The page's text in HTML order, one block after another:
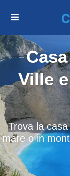
Ville
Trova la
mare o in